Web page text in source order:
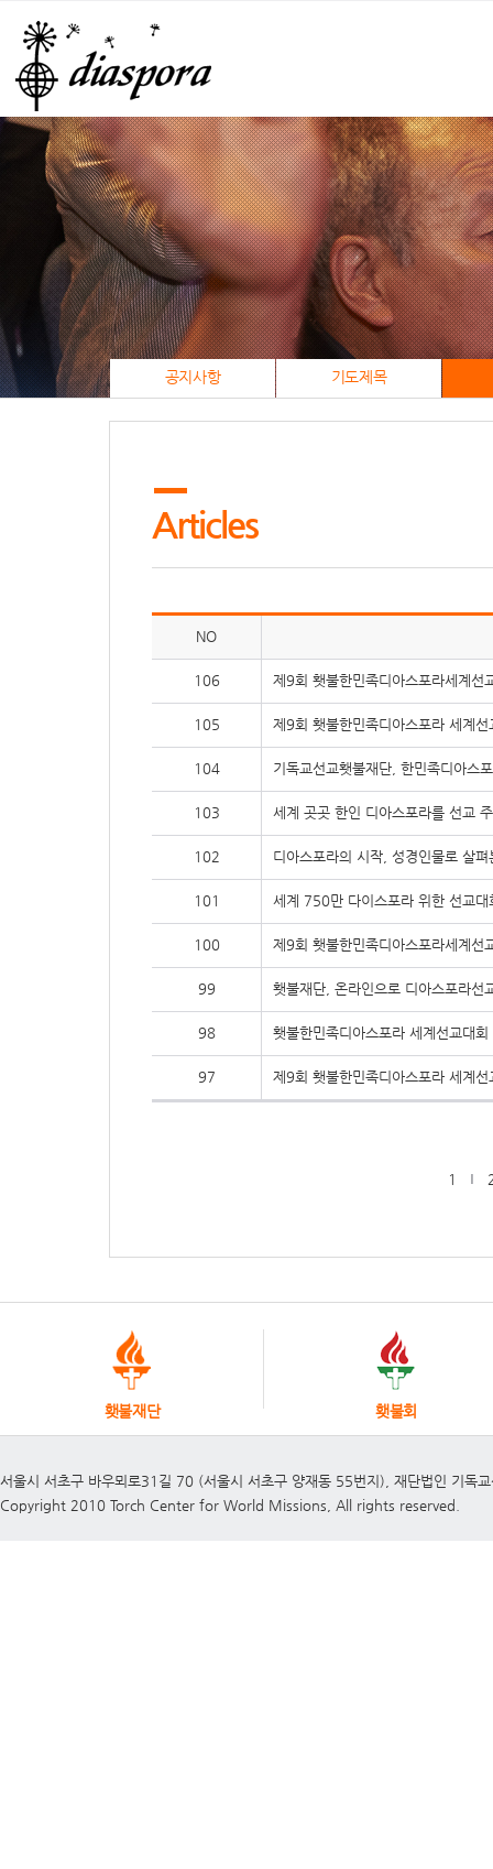
공지사항 기도제목
Articles
NO
106 제9회 횃불한민족디아스포라세계
105 제9회 횃불한민족디아스포라 세계선
104 기독교선교횃불재단, 한민족디아스
103 세계 곳곳 한인 디아스포라를 선교
102 디아스포라의 시작, 성경인물로 살펴
101 세계 750만 다이스포라 위한 선교
100 제9회 횃불한민족디아스포라세계선
99 횃불재단, 온라인으로 디아스포라선
98 횃불한민족디아스포라 세계선교대회
97 제9회 횃불한민족디아스포라 세계선
1
횃불재단 횃불회
서울시 서초구 바우뫼로31길 70 (서울시 서초구 양재동 55번지), 재단법인
Copyright 2010 Torch Center for World Missions, All rights reserved.